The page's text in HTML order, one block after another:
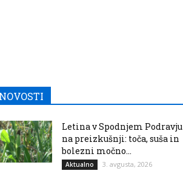
Letina v Spodnjem Podravju
na preizkušnji: toča, suša in
bolezni močno...
Aktualno 3. avgusta, 2026